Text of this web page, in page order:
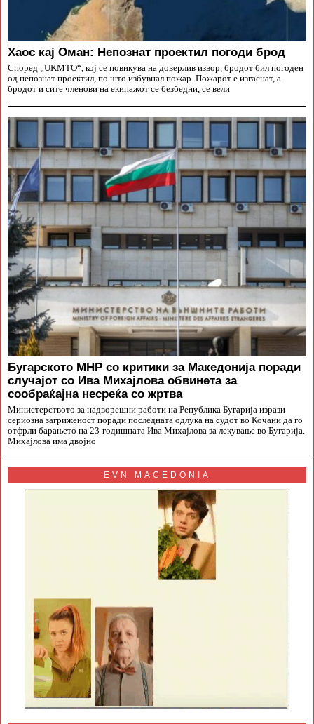
Хаос кај Оман: Непознат проектил погоди брод
Според „UKMTO“, кој се повикува на доверлив извор, бродот бил погоден
од непознат проектил, по што избувнал пожар. Пожарот е изгаснат, а
бродот и сите членови на екипажот се безбедни, се вели
Бугарското МНР со критики за Македонија поради
случајот со Ива Михајлова обвинета за
сообраќајна несреќа со жртва
Министерството за надворешни работи на Република Бугарија изрази
сериозна загриженост поради последната одлука на судот во Кочани да го
отфрли барањето на 23-годишната Ива Михајлова за лекување во Бугарија.
Михајлова има двојно
EVN MACEDONIA